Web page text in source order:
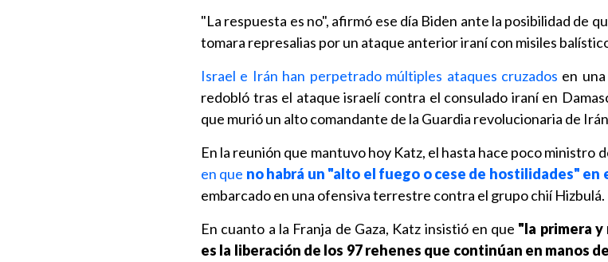
"La respuesta es no", afirmó ese día Biden ante la posibilidad de
tomara represalias por un ataque anterior iraní con misiles
Israel e Irán han perpetrado múltiples ataques cruzados en
redobló tras el ataque israelí contra el consulado iraní en
que murió un alto comandante de la Guardia revolucionaria de
En la reunión que mantuvo hoy Katz, el hasta hace poco ministro
en que no habrá un "alto el fuego o cese de hostilidades" en
embarcado en una ofensiva terrestre contra el grupo chií Hizbulá.
En cuanto a la Franja de Gaza, Katz insistió en que "la primera
es la liberación de los 97 rehenes que continúan en manos